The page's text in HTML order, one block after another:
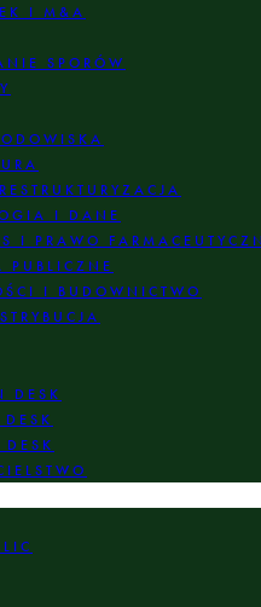
I M&A
SPORÓW
I DANE
I PRAWO
PUBLICZNE
I BUDOWNICTWO
DESK
DESK